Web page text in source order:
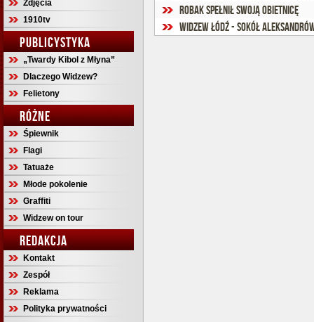
Zdjęcia
1910tv
PUBLICYSTYKA
„Twardy Kibol z Młyna”
Dlaczego Widzew?
Felietony
RÓŻNE
Śpiewnik
Flagi
Tatuaże
Młode pokolenie
Graffiti
Widzew on tour
REDAKCJA
Kontakt
Zespół
Reklama
Polityka prywatności
Robak spełnił swoją obietnicę
Widzew Łódź - Sokół